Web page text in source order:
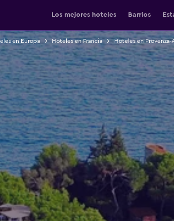
Los mejores hoteles Barrios
en Europa Hoteles en Francia Hoteles en Provenza-